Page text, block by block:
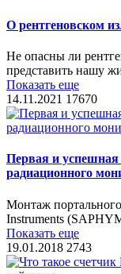
О рентгеновском
Не опасны ли
представить нашу
Показать еще
14.11.2021 17670
Первая и успешная
радиационного
Монтаж
Instruments
Показать еще
19.01.2018 2743